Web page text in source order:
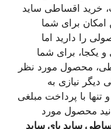
خرید اقساطی ساید
برای شما
را دارید اما
یکجا، برای شما
محصول مورد نظر
دیگر نیازی به
با پرداخت مبلغی
محصول مورد
ساید بای ساید